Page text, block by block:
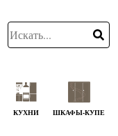
КУХНИ ШКАФЫ-КУПЕ